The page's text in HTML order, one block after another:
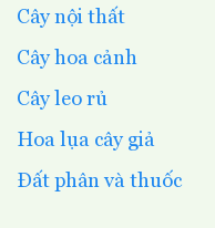
Cây nội thất
Cây hoa cảnh
Cây leo rủ
Hoa lụa cây giả
Đất phân và thuốc